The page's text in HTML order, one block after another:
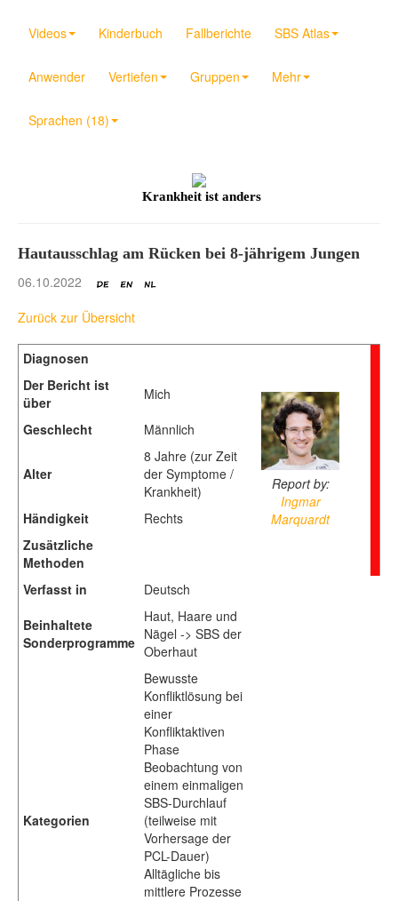
Videos Kinderbuch Fallberichte SBS Atlas
Anwender Vertiefen Gruppen Mehr
Sprachen (18)
Krankheit ist anders
Hautausschlag am Rücken bei 8-jährigem Jungen
06.10.2022
Zurück zur Übersicht
Diagnosen
Report by:
Ingmar
Marquardt
Der Bericht ist
über
Mich
Geschlecht
Männlich
Alter
8 Jahre (zur Zeit
der Symptome /
Krankheit)
Händigkeit
Rechts
Zusätzliche
Methoden
Verfasst in
Deutsch
Beinhaltete
Sonderprogramme
Haut, Haare und
Nägel -> SBS der
Oberhaut
Kategorien
Bewusste
Konfliktlösung bei
einer
Konfliktaktiven
Phase
Beobachtung von
einem einmaligen
SBS-Durchlauf
(teilweise mit
Vorhersage der
PCL-Dauer)
Alltägliche bis
mittlere Prozesse